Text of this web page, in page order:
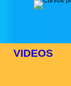
VIDEOS